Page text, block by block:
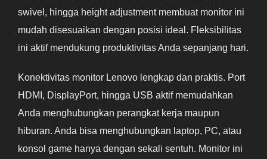
swivel, hingga height adjustment membuat monitor ini
mudah disesuaikan dengan posisi ideal. Fleksibilitas
ini aktif mendukung produktivitas Anda sepanjang hari.
Konektivitas monitor Lenovo lengkap dan praktis. Port
HDMI, DisplayPort, hingga USB aktif memudahkan
Anda menghubungkan perangkat kerja maupun
hiburan. Anda bisa menghubungkan laptop, PC, atau
konsol game hanya dengan sekali sentuh. Monitor ini